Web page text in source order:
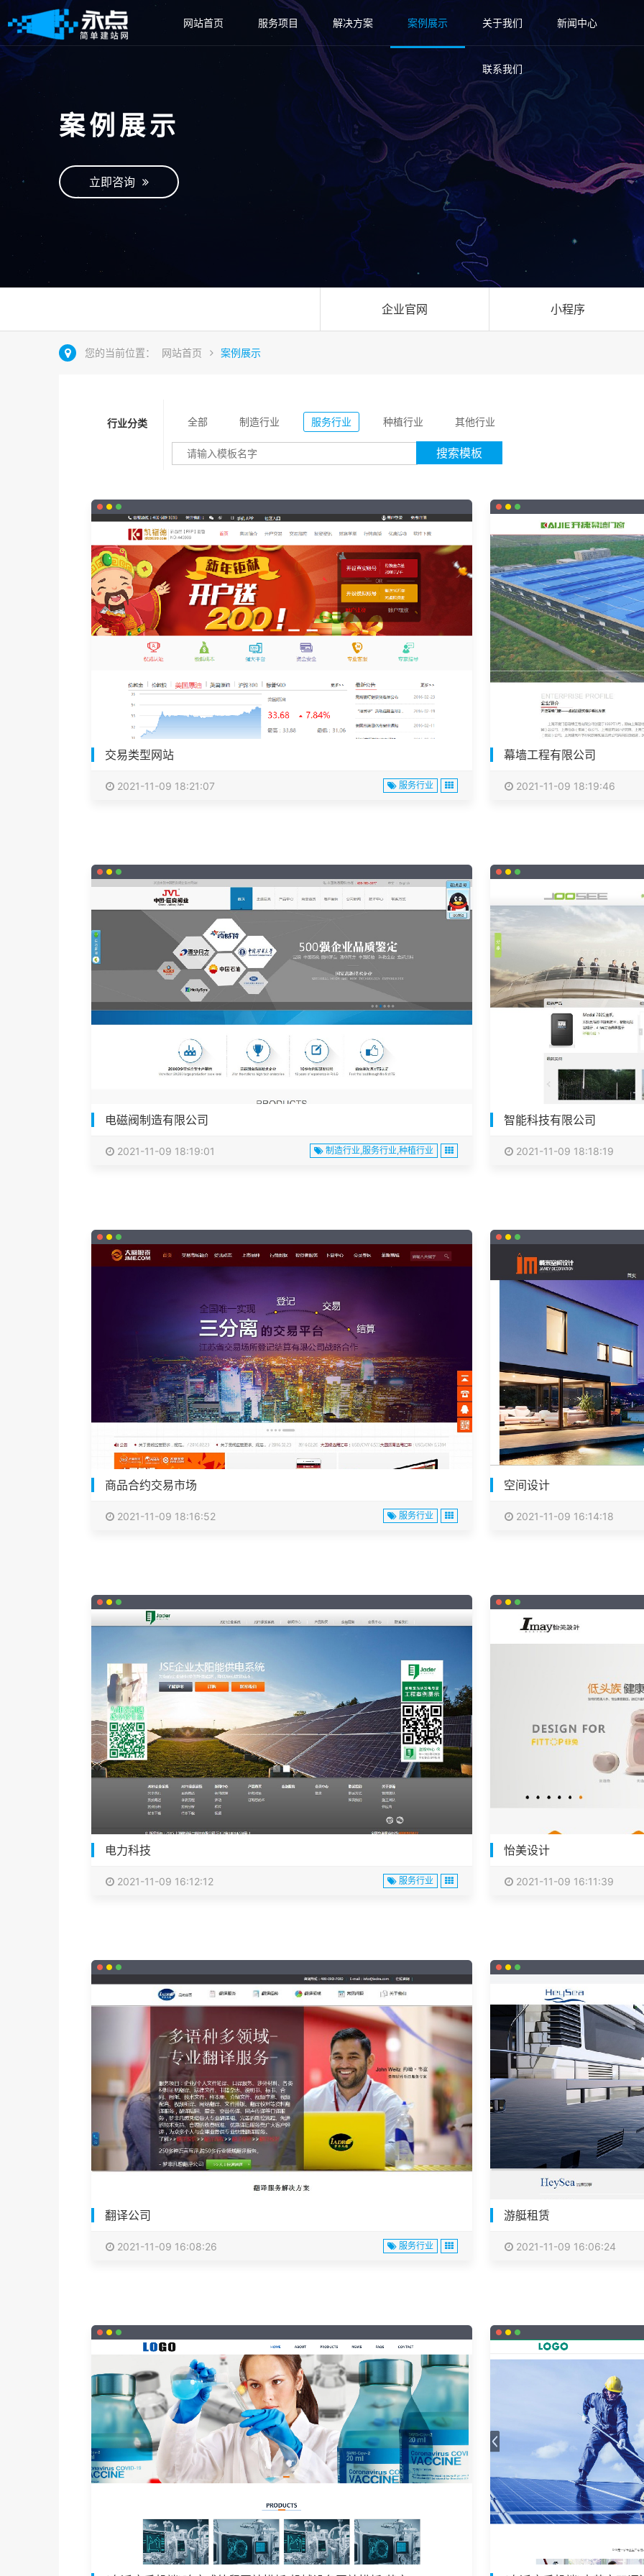
网站首页 服务项目 解决方案 案例展示 关于我们 新闻中心
联系我们
案例展示
立即咨询
企业官网 小程序
您的当前位置： 网站首页 案例展示
行业分类 全部 制造行业 服务行业 种植行业 其他行业
搜索模板
交易类型网站
2021-11-09 18:21:07 服务行业
幕墙工程有限公司
2021-11-09 18:19:46
电磁阀制造有限公司
2021-11-09 18:19:01 制造行业,服务行业,种植行业
智能科技有限公司
2021-11-09 18:18:19
商品合约交易市场
2021-11-09 18:16:52 服务行业
空间设计
2021-11-09 16:14:18
电力科技
2021-11-09 16:12:12 服务行业
怡美设计
2021-11-09 16:11:39
翻译公司
2021-11-09 16:08:26 服务行业
游艇租赁
2021-11-09 16:06:24